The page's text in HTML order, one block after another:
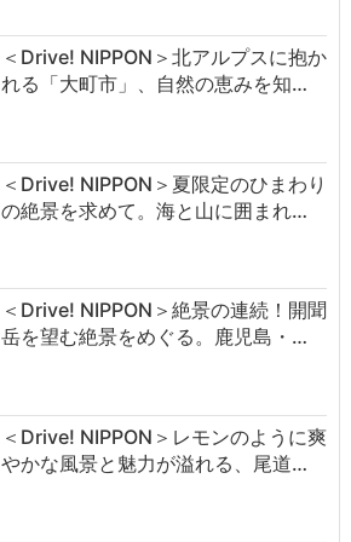
＜Drive! NIPPON＞北アルプスに抱か
れる「大町市」、自然の恵みを知…
＜Drive! NIPPON＞夏限定のひまわり
の絶景を求めて。海と山に囲まれ…
＜Drive! NIPPON＞絶景の連続！開聞
岳を望む絶景をめぐる。鹿児島・…
＜Drive! NIPPON＞レモンのように爽
やかな風景と魅力が溢れる、尾道…